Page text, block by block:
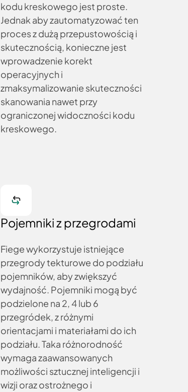
kodu kreskowego jest proste.
Jednak aby zautomatyzować ten
proces z dużą przepustowością i
skutecznością, konieczne jest
wprowadzenie korekt
operacyjnych i
zmaksymalizowanie skuteczności
skanowania nawet przy
ograniczonej widoczności kodu
kreskowego.
Pojemniki z przegrodami
Fiege wykorzystuje istniejące
przegrody tekturowe do podziału
pojemników, aby zwiększyć
wydajność. Pojemniki mogą być
podzielone na 2, 4 lub 6
przegródek, z różnymi
orientacjami i materiałami do ich
podziału. Taka różnorodność
wymaga zaawansowanych
możliwości sztucznej inteligencji i
wizji oraz ostrożnego i